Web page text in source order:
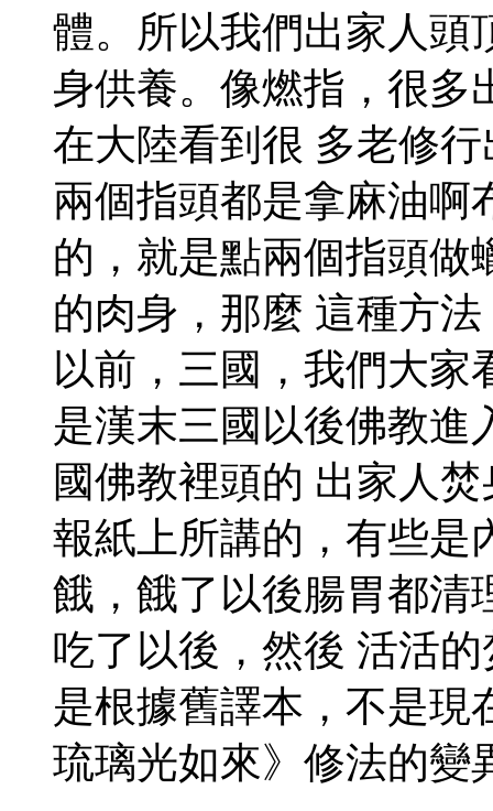
體。所以我們出家人頭
身供養。像燃指，很多
在大陸看到很 多老修
兩個指頭都是拿麻油啊
的，就是點兩個指頭做
的肉身，那麼 這種方
以前，三國，我們大家
是漢末三國以後佛教進
國佛教裡頭的 出家人
報紙上所講的，有些是
餓，餓了以後腸胃都清
吃了以後，然後 活活
是根據舊譯本，不是現
琉璃光如來》修法的變